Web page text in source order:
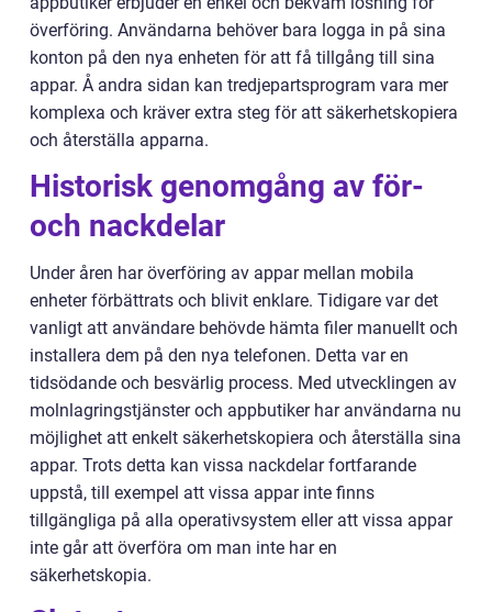
överföring. Användarna behöver bara logga in på sina
konton på den nya enheten för att få tillgång till sina
appar. Å andra sidan kan tredjepartsprogram vara mer
komplexa och kräver extra steg för att säkerhetskopiera
och återställa apparna.
Historisk genomgång av för-
och nackdelar
Under åren har överföring av appar mellan mobila
enheter förbättrats och blivit enklare. Tidigare var det
vanligt att användare behövde hämta filer manuellt och
installera dem på den nya telefonen. Detta var en
tidsödande och besvärlig process. Med utvecklingen av
molnlagringstjänster och appbutiker har användarna nu
möjlighet att enkelt säkerhetskopiera och återställa sina
appar. Trots detta kan vissa nackdelar fortfarande
uppstå, till exempel att vissa appar inte finns
tillgängliga på alla operativsystem eller att vissa appar
inte går att överföra om man inte har en
säkerhetskopia.